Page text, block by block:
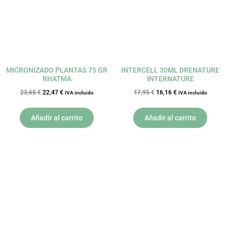
MICRONIZADO PLANTAS 75 GR
RHATMA
23,65€ 22,47 € IVA incluido
Añadir al carrito
INTERCELL 30ML DRENATURE
INTERNATURE
17,95€ 16,16 € IVA incluido
Añadir al carrito